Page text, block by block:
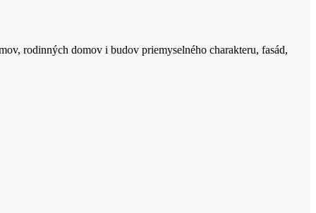
rodinných domov i budov priemyselného charakteru, fasád,